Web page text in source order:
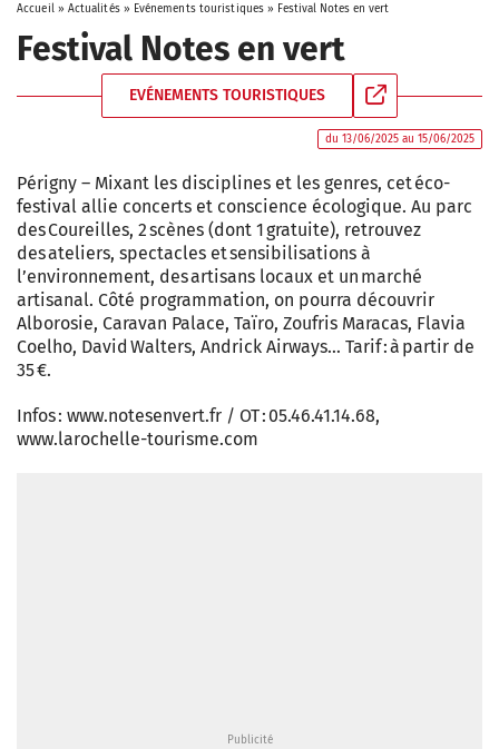
Accueil» Actualités» Evénements touristiques » Festival Notes en vert
Festival Notes en vert
EVÉNEMENTS TOURISTIQUES
du 13/06/2025 au 15/06/2025
Périgny – Mixant les disciplines et les genres, cet éco-
festival allie concerts et conscience écologique. Au parc
des Coureilles, 2 scènes (dont 1 gratuite), retrouvez
des ateliers, spectacles et sensibilisations à
l’environnement, des artisans locaux et un marché
artisanal. Côté programmation, on pourra découvrir
Alborosie, Caravan Palace, Taïro, Zoufris Maracas, Flavia
Coelho, David Walters, Andrick Airways… Tarif : à partir de
35 €.
Infos : www.notesenvert.fr / OT : 05.46.41.14.68,
www.larochelle-tourisme.com